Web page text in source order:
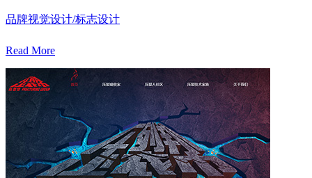
品牌视觉设计/标志设计
Read More